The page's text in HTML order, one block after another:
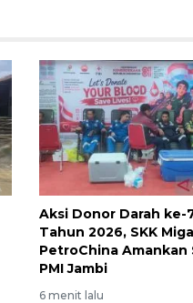
Aksi Donor Darah ke-
Tahun 2026, SKK
PetroChina Amankan
PMI Jambi
6 menit lalu